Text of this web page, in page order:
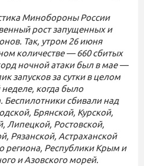
Минобороны России
рост запущенных и
Так, утром 26 июня
количестве — 660 сбитых
ночной атаки был в мае —
запусков за сутки в целом
когда было
Беспилотники сбивали над
Брянской, Курской,
Липецкой, Ростовской,
Рязанской, Астраханской
региона, Республики Крым и
и Азовского морей.